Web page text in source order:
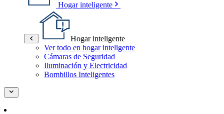
Hogar inteligente
Hogar inteligente
Ver todo en hogar inteligente
Cámaras de Seguridad
Iluminación y Electricidad
Bombillos Inteligentes